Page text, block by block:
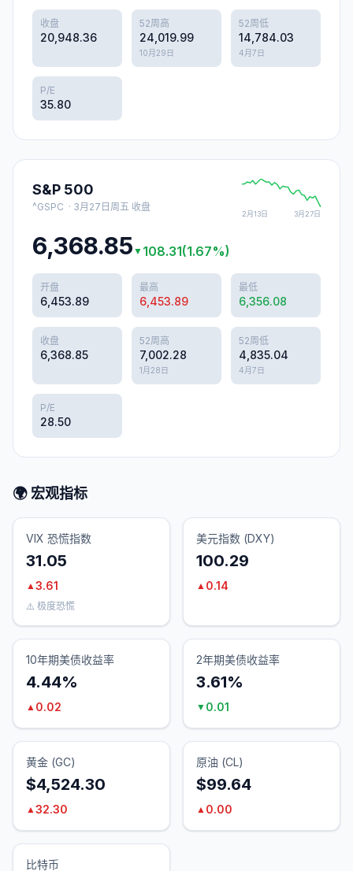
收盘
20,948.36
52周高
24,019.99
10月29日
52周低
14,784.03
4月7日
P/E
35.80
S&P 500
^GSPC · 3月27日周五 收盘
2月13日 3月27日
6,368.85 ▼ 108.31(1.67%)
开盘
6,453.89
最高
6,453.89
最低
6,356.08
收盘
6,368.85
52周高
7,002.28
1月28日
52周低
4,835.04
4月7日
P/E
28.50
🌍 宏观指标
VIX 恐慌指数
31.05
▲3.61
⚠️ 极度恐慌
美元指数 (DXY)
100.29
▲ 0.14
10年期美债收益率
4.44%
▲ 0.02
2年期美债收益率
3.61%
▼ 0.01
黄金 (GC)
$4,524.30
▲32.30
原油 (CL)
$99.64
▲ 0.00
比特币